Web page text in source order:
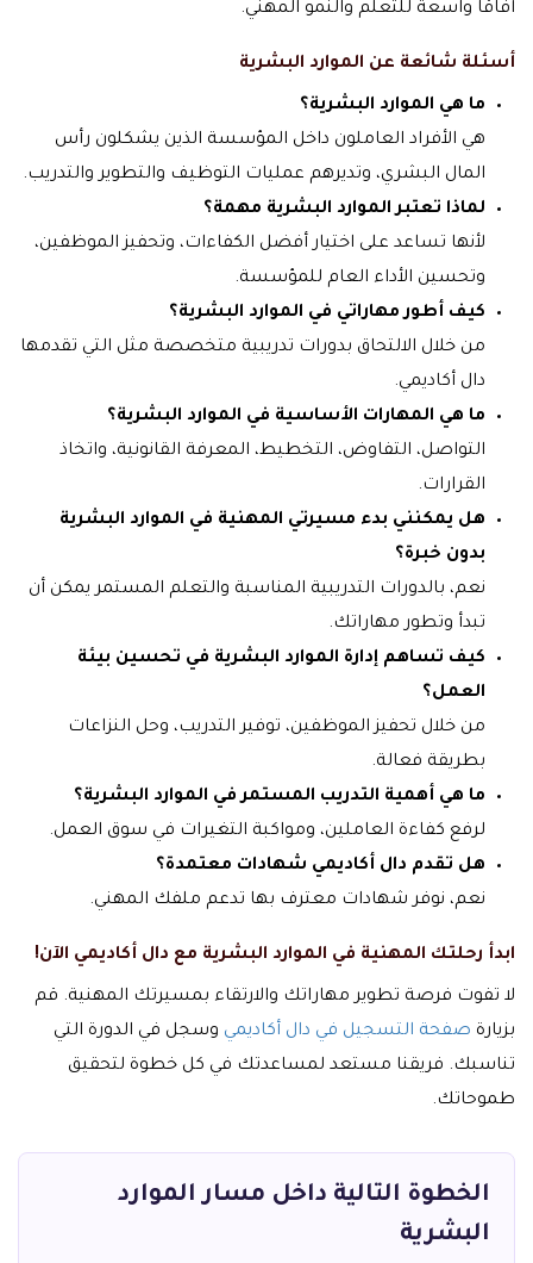
آفاقًا واسعة للتعلم والنمو المهني.
أسئلة شائعة عن الموارد البشرية
ما هي الموارد البشرية؟
هي الأفراد العاملون داخل المؤسسة الذين يشكلون رأس
المال البشري، وتديرهم عمليات التوظيف والتطوير والتدريب.
لماذا تعتبر الموارد البشرية مهمة؟
لأنها تساعد على اختيار أفضل الكفاءات، وتحفيز الموظفين،
وتحسين الأداء العام للمؤسسة.
كيف أطور مهاراتي في الموارد البشرية؟
من خلال الالتحاق بدورات تدريبية متخصصة مثل التي تقدمها
دال أكاديمي.
ما هي المهارات الأساسية في الموارد البشرية؟
التواصل، التفاوض، التخطيط، المعرفة القانونية، واتخاذ
القرارات.
هل يمكنني بدء مسيرتي المهنية في الموارد البشرية
بدون خبرة؟
نعم، بالدورات التدريبية المناسبة والتعلم المستمر يمكن أن
تبدأ وتطور مهاراتك.
كيف تساهم إدارة الموارد البشرية في تحسين بيئة
العمل؟
من خلال تحفيز الموظفين، توفير التدريب، وحل النزاعات
بطريقة فعالة.
ما هي أهمية التدريب المستمر في الموارد البشرية؟
لرفع كفاءة العاملين، ومواكبة التغيرات في سوق العمل.
هل تقدم دال أكاديمي شهادات معتمدة؟
نعم، نوفر شهادات معترف بها تدعم ملفك المهني.
ابدأ رحلتك المهنية في الموارد البشرية مع دال أكاديمي الآن!
لا تفوت فرصة تطوير مهاراتك والارتقاء بمسيرتك المهنية. قم
بزيارة صفحة التسجيل في دال أكاديمي وسجل في الدورة التي
تناسبك. فريقنا مستعد لمساعدتك في كل خطوة لتحقيق
طموحاتك.
الخطوة التالية داخل مسار الموارد
البشرية